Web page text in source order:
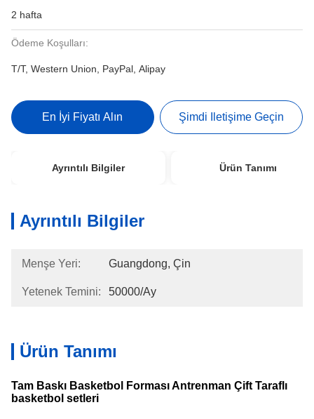
2 hafta
Ödeme Koşulları:
T/T, Western Union, PayPal, Alipay
En İyi Fiyatı Alın Şimdi Iletişime Geçin
Ayrıntılı Bilgiler Ürün Tanımı
Ayrıntılı Bilgiler
Menşe Yeri: Guangdong, Çin
Yetenek Temini: 50000/ay
Ürün Tanımı
Tam Baskı Basketbol Forması Antrenman Çift Taraflı
basketbol setleri